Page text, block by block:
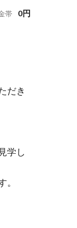
帯 0円
だき
学し